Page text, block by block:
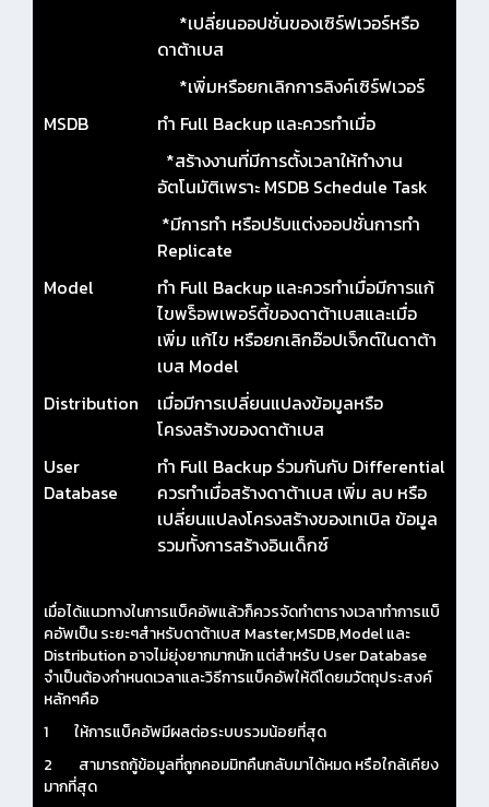
*เปลี่ยนออปชั่นของเซิร์ฟเวอร์หรือ
ดาต้าเบส
*เพิ่มหรือยกเลิกการลิงค์เซิร์ฟเวอร์
MSDB
ทำ Full Backup และควรทำเมื่อ
*สร้างงานที่มีการตั้งเวลาให้ทำงาน
อัตโนมัติเพราะ MSDB Schedule Task
*มีการทำ หรือปรับแต่งออปชั่นการทำ
Replicate
Model
ทำ Full Backup และควรทำเมื่อมีการแก้
ไขพร็อพเพอร์ตี้ของดาต้าเบสและเมื่อ
เพิ่ม แก้ไข หรือยกเลิกอ๊อปเจ็กต์ในดาต้า
เบส Model
Distribution
เมื่อมีการเปลี่ยนแปลงข้อมูลหรือ
โครงสร้างของดาต้าเบส
User
Database
ทำ Full Backup ร่วมกันกับ Differential
ควรทำเมื่อสร้างดาต้าเบส เพิ่ม ลบ หรือ
เปลี่ยนแปลงโครงสร้างของเทเบิล ข้อมูล
รวมทั้งการสร้างอินเด็กซ์
เมื่อได้แนวทางในการแบ็คอัพแล้วก็ควรจัดทำตารางเวลาทำการแบ็
คอัพเป็น ระยะๆสำหรับดาต้าเบส Master,MSDB,Model และ
Distribution อาจไม่ยุ่งยากมากนัก แต่สำหรับ User Database
จำเป็นต้องกำหนดเวลาและวิธีการแบ็คอัพให้ดีโดยมวัตถุประสงค์
หลักๆคือ
1 ให้การแบ็คอัพมีผลต่อระบบรวมน้อยที่สุด
2 สามารถกู้ข้อมูลที่ถูกคอมมิทคืนกลับมาได้หมด หรือใกล้เคียง
มากที่สุด